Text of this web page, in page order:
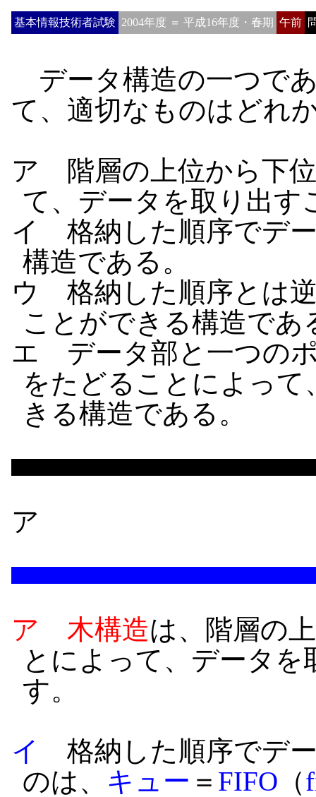
基本情報技術者試験 2004年度 ＝ 平成16年度・春期 午前
データ構造の一つで
て、適切なものはどれ
ア 階層の上位から下
て、データを取り出す
イ 格納した順序でデ
構造である。
ウ 格納した順序とは
ことができる構造であ
エ データ部と一つの
をたどることによっ
きる構造である。
ア
ア 木構造は、階層の
とによって、データ
す。
イ
格納した順序でデ
のは、 キュー ＝ FIFO （